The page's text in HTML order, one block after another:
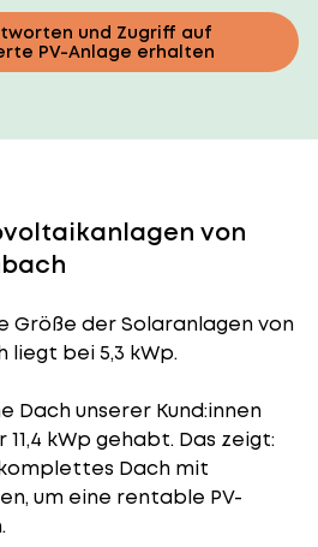
und Zugriff auf
PV-Anlage erhalten
von
Größe der Solaranlagenvon
liegt bei 5,3 kWp.
Dach unserer Kund:innen
kWp gehabt. Das zeigt:
Dach mit
um eine rentable PV-